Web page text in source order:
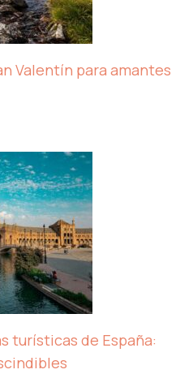
Valentín para amantes
turísticas de España: